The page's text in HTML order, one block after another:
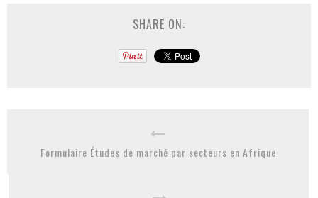
SHARE ON:
Formulaire Études de marché par secteurs en Afrique